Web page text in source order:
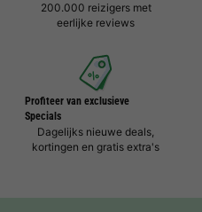
200.000 reizigers met
eerlijke reviews
Profiteer van exclusieve
Specials
Dagelijks nieuwe deals,
kortingen en gratis extra's